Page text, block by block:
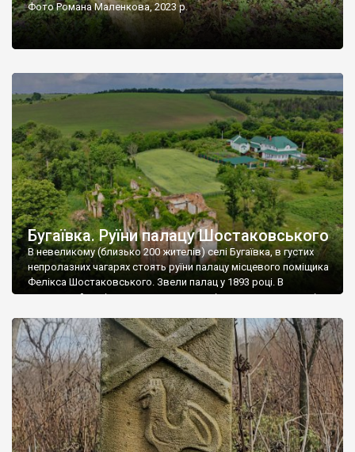
Фото Романа Маленкова, 2023 р.
Бугаївка. Руїни палацу Шостаковського
В невеликому (близько 200 жителів) селі Бугаївка, в густих
непролазних чагарях стоять руїни палацу місцевого поміщика
Фелікса Шостаковського. Звели палац у 1893 році. В
радянський період у ньому спочатку містилася школа, потім
століття тут розмістили туберкульозну лікарню. Коли із
палацу виїхала лікарня – ми точно не […]